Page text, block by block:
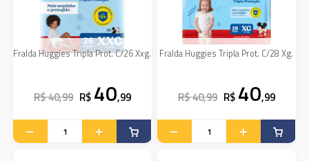
Fralda Huggies Tripla Prot. C/26 Xxg.
R$ 40,99 R$ 40,99
Fralda Huggies Tripla Prot. C/28 Xg.
R$ 40,99 R$ 40,99